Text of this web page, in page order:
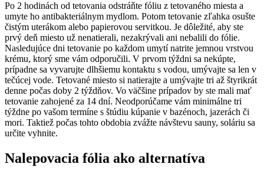
Po 2 hodinách od tetovania odstráňte fóliu z tetovaného miesta a
umyte ho antibakteriálnym mydlom. Potom tetovanie zľahka osušte
čistým uterákom alebo papierovou servitkou. Je dôležité, aby ste
prvý deň miesto už nenatierali, nezakrývali ani nebalili do fólie.
Nasledujúce dni tetovanie po každom umytí natrite jemnou vrstvou
krému, ktorý sme vám odporučili. V prvom týždni sa nekúpte,
prípadne sa vyvarujte dlhšiemu kontaktu s vodou, umývajte sa len v
tečúcej vode. Tetované miesto si natierajte a umývajte tri až štyrikrát
denne počas doby 2 týždňov. Vo väčšine prípadov by ste mali mať
tetovanie zahojené za 14 dní. Neodporúčame vám minimálne tri
týždne po vašom termíne s štúdiu kúpanie v bazénoch, jazerách či
mori. Taktiež počas tohto obdobia zvážte návštevu sauny, soláriu sa
určite vyhnite.
Nalepovacia fólia ako alternatíva